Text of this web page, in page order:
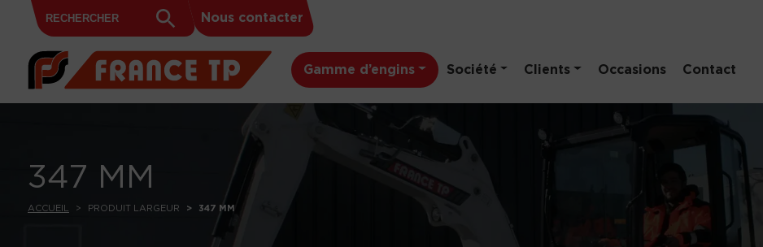
Skip to content
Search
for:
Search
Button
Nous contacter
Gamme d’engins Société Clients Occasions Contact
347 MM
ACCUEIL PRODUIT LARGEUR 347 MM